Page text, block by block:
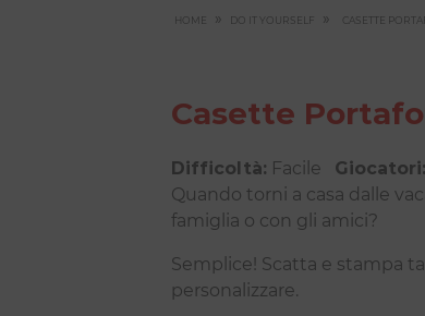
HOME » DO IT YOURSELF » CASETTE
Casette
Difficoltà: Facile Giocatori:
Quando torni a casa dalle
famiglia o con gli amici?
Semplice! Scatta e stampa
personalizzare.